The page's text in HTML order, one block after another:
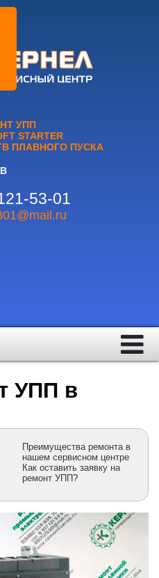
УПП
STARTER
ПЛАВНОГО ПУСКА
В
53-01
УПП в
Преимущества ремонта в
нашем сервисном центре
Как оставить заявку на
ремонт УПП?